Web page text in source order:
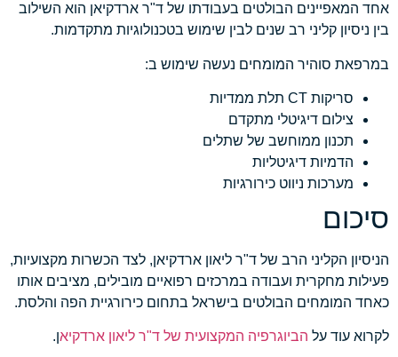
אחד המאפיינים הבולטים בעבודתו של ד"ר ארדקיאן הוא השילוב
בין ניסיון קליני רב שנים לבין שימוש בטכנולוגיות מתקדמות.
במרפאת סוהיר המומחים נעשה שימוש ב:
סריקות CT תלת ממדיות
צילום דיגיטלי מתקדם
תכנון ממוחשב של שתלים
הדמיות דיגיטליות
מערכות ניווט כירורגיות
סיכום
הניסיון הקליני הרב של ד"ר ליאון ארדקיאן, לצד הכשרות מקצועיות,
פעילות מחקרית ועבודה במרכזים רפואיים מובילים, מציבים אותו
כאחד המומחים הבולטים בישראל בתחום כירורגיית הפה והלסת.
לקרוא עוד על הביוגרפיה המקצועית של ד"ר ליאון ארדקיאן.